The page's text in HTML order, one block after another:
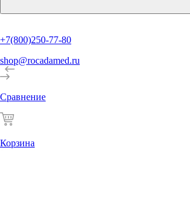
+7(800)250-77-80
shop@rocadamed.ru
Сравнение
Корзина